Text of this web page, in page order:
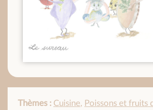
Thèmes : Cuisine, Poissons et fruits